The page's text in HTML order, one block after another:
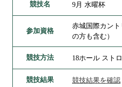
競技名 9月 水曜杯
参加資格
赤城国際カン
の方も含む）
競技方法 18ホール スト
競技結果 競技結果を確認